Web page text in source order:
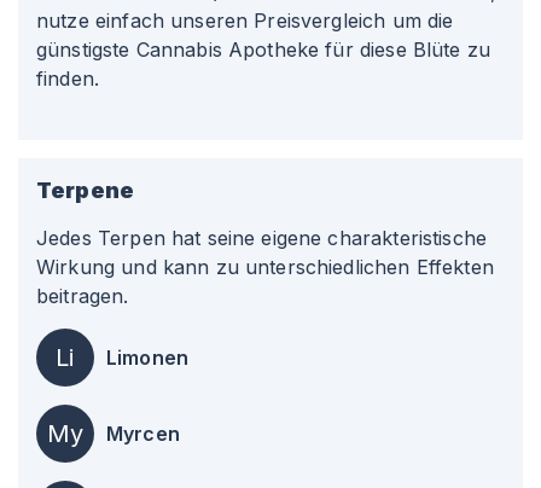
nutze einfach unseren Preisvergleich um die
günstigste Cannabis Apotheke für diese Blüte zu
finden.
Terpene
Jedes Terpen hat seine eigene charakteristische
Wirkung und kann zu unterschiedlichen Effekten
beitragen.
Li Limonen
My Myrcen